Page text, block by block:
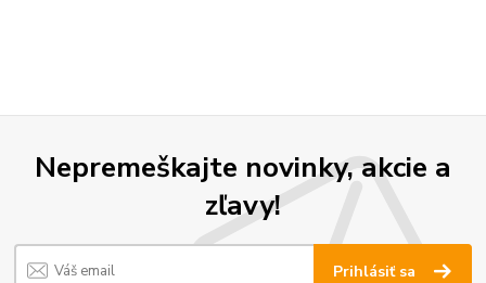
Nepremeškajte novinky, akcie a
zľavy!
Prihlásiť sa